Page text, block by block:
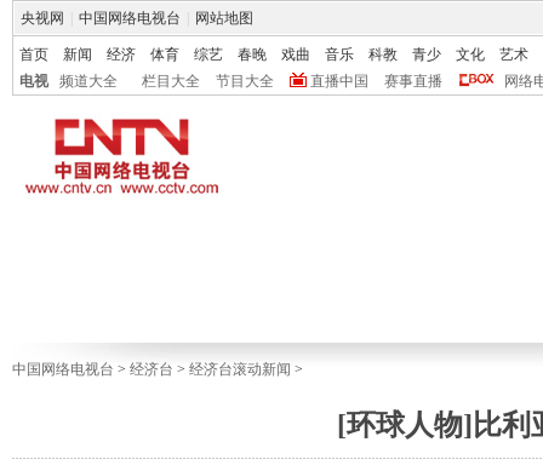
央视网 中国网络电视台 网站地图
首页 新闻 经济 体育 综艺 春晚 戏曲 音乐 科教 青少 文化
艺术
电视
频道大全 栏目大全 节目大全 直播中国 赛事直播 网络
中国网络电视台 > 经济台 > 经济台滚动新闻 >
[环球人物]比利